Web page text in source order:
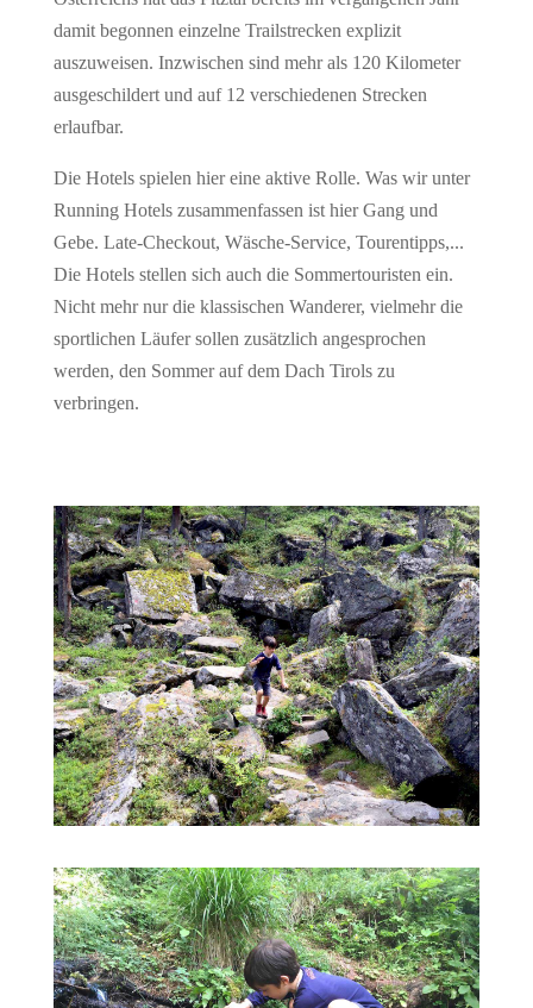
damit begonnen einzelne Trailstrecken explizit
auszuweisen. Inzwischen sind mehr als 120 Kilometer
ausgeschildert und auf 12 verschiedenen Strecken
erlaufbar.
Die Hotels spielen hier eine aktive Rolle. Was wir unter
Running Hotels zusammenfassen ist hier Gang und
Gebe. Late-Checkout, Wäsche-Service, Tourentipps,...
Die Hotels stellen sich auch die Sommertouristen ein.
Nicht mehr nur die klassischen Wanderer, vielmehr die
sportlichen Läufer sollen zusätzlich angesprochen
werden, den Sommer auf dem Dach Tirols zu
verbringen.